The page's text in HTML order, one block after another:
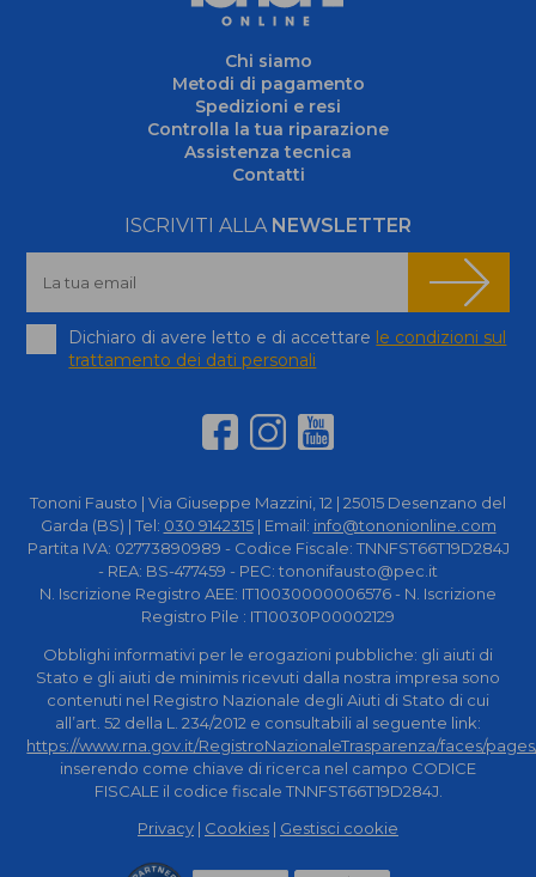
Chi siamo
Metodi di pagamento
Spedizioni e resi
Controlla la tua riparazione
Assistenza tecnica
Contatti
ISCRIVITI ALLA NEWSLETTER
Dichiaro di avere letto e di accettare le condizioni sul
trattamento dei dati personali
Tononi Fausto | Via Giuseppe Mazzini, 12 | 25015 Desenzano del
Garda (BS) | Tel: 030 9142315| Email: info@tononionline.com
Partita IVA: 02773890989 - Codice Fiscale: TNNFST66T19D284J
- REA: BS-477459 - PEC: tononifausto@pec.it
N. Iscrizione Registro AEE: IT10030000006576 - N. Iscrizione
Registro Pile : IT10030P00002129
Obblighi informativi per le erogazioni pubbliche: gli aiuti di
Stato e gli aiuti de minimis ricevuti dalla nostra impresa sono
contenuti nel Registro Nazionale degli Aiuti di Stato di cui
all’art. 52 della L. 234/2012 e consultabili al seguente link:
https://www.rna.gov.it/RegistroNazionaleTrasparenza/faces/
inserendo come chiave di ricerca nel campo CODICE
FISCALE il codice fiscale TNNFST66T19D284J.
Privacy | Cookies | Gestisci cookie